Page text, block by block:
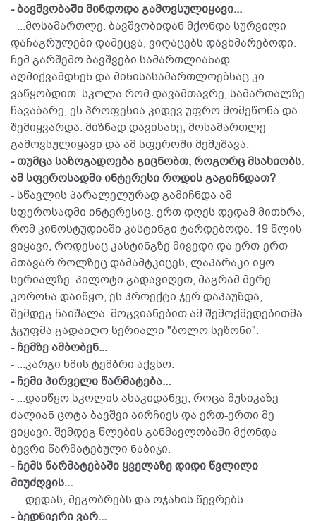
- ბავშვობაში მინდოდა გამოვსულიყავი...
- ...მოსამართლე. ბავშვობიდან მქონდა სურვილი
დაჩაგრულები დამეცვა, ვიღაცებს დავხმარებოდი.
ჩემ გარშემო ბავშვები სამართლიანად
აღმიქვამდნენ და მინისასამართლოებსაც კი
ვაწყობდით. სკოლა რომ დავამთავრე, სამართალზე
ჩავაბარე, ეს პროფესია კიდევ უფრო მომეწონა და
შემიყვარდა. მიზნად დავისახე, მოსამართლე
გამოვსულიყავი და ამ სფეროში მემუშავა.
- თუმცა საზოგადოება გიცნობთ, როგორც მსახიობს.
ამ სფეროსადმი ინტერესი როდის გაგიჩნდათ?
- სწავლის პარალელურად გამიჩნდა ამ
სფეროსადმი ინტერესიც. ერთ დღეს დედამ მითხრა,
რომ კინოსტუდიაში კასტინგი ტარდებოდა. 19 წლის
ვიყავი, როდესაც კასტინგზე მივედი და ერთ-ერთ
მთავარ როლზეც დამამტკიცეს, ლაპარაკი იყო
სერიალზე. პილოტი გადავიღეთ, მაგრამ მერე
კორონა დაიწყო, ეს პროექტი ჯერ დაპაუზდა,
შემდეგ ჩაიშალა. მოგვიანებით ამ შემოქმედებითმა
ჯგუფმა გადაიღო სერიალი "ბოლო სეზონი".
- ჩემზე ამბობენ...
- ...კარგი ხმის ტემბრი აქვსო.
- ჩემი პირველი წარმატება...
- ...დაიწყო სკოლის ასაკიდანვე, როცა მუსიკაზე
ძალიან ცოტა ბავშვი აირჩიეს და ერთ-ერთი მე
ვიყავი. შემდეგ წლების განმავლობაში მქონდა
ბევრი წარმატებული ნაბიჯი.
- ჩემს წარმატებაში ყველაზე დიდი წვლილი
მიუძღვის...
- ...დედას, მეგობრებს და ოჯახის წევრებს.
- ბედნიერი ვარ...